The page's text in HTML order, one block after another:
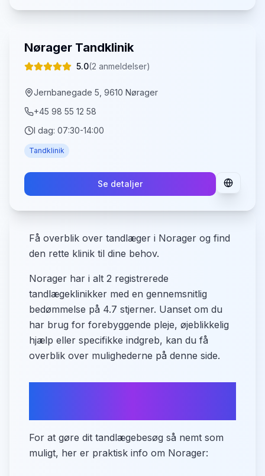
Nørager Tandklinik
5.0(2 anmeldelser)
Jernbanegade 5, 9610 Nørager
+45 98 55 12 58
I dag: 07:30-14:00
Tandklinik
Se detaljer
Få overblik over tandlæger i Norager og find
den rette klinik til dine behov.
Norager har i alt 2 registrerede
tandlægeklinikker med en gennemsnitlig
bedømmelse på 4.7 stjerner. Uanset om du
har brug for forebyggende pleje, øjeblikkelig
hjælp eller specifikke indgreb, kan du få
overblik over mulighederne på denne side.
For at gøre dit tandlægebesøg så nemt som
muligt, her er praktisk info om Norager: